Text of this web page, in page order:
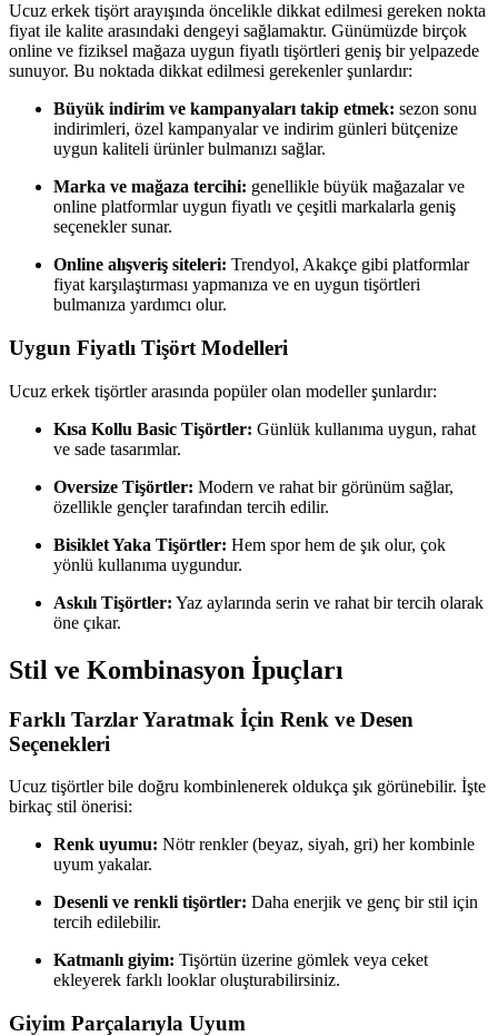
Ucuz erkek tişört arayışında öncelikle dikkat edilmesi gereken nokta
fiyat ile kalite arasındaki dengeyi sağlamaktır. Günümüzde birçok
online ve fiziksel mağaza uygun fiyatlı tişörtleri geniş bir yelpazede
sunuyor. Bu noktada dikkat edilmesi gerekenler şunlardır:
Büyük indirim ve kampanyaları takip etmek: sezon sonu
indirimleri, özel kampanyalar ve indirim günleri bütçenize
uygun kaliteli ürünler bulmanızı sağlar.
Marka ve mağaza tercihi: genellikle büyük mağazalar ve
online platformlar uygun fiyatlı ve çeşitli markalarla geniş
seçenekler sunar.
Online alışveriş siteleri: Trendyol, Akakçe gibi platformlar
fiyat karşılaştırması yapmanıza ve en uygun tişörtleri
bulmanıza yardımcı olur.
Uygun Fiyatlı Tişört Modelleri
Ucuz erkek tişörtler arasında popüler olan modeller şunlardır:
Kısa Kollu Basic Tişörtler: Günlük kullanıma uygun, rahat
ve sade tasarımlar.
Oversize Tişörtler: Modern ve rahat bir görünüm sağlar,
özellikle gençler tarafından tercih edilir.
Bisiklet Yaka Tişörtler: Hem spor hem de şık olur, çok
yönlü kullanıma uygundur.
Askılı Tişörtler: Yaz aylarında serin ve rahat bir tercih olarak
öne çıkar.
Stil ve Kombinasyon İpuçları
Farklı Tarzlar Yaratmak İçin Renk ve Desen
Seçenekleri
Ucuz tişörtler bile doğru kombinlenerek oldukça şık görünebilir. İşte
birkaç stil önerisi:
Renk uyumu: Nötr renkler (beyaz, siyah, gri) her kombinle
uyum yakalar.
Desenli ve renkli tişörtler: Daha enerjik ve genç bir stil için
tercih edilebilir.
Katmanlı giyim: Tişörtün üzerine gömlek veya ceket
ekleyerek farklı looklar oluşturabilirsiniz.
Giyim Parçalarıyla Uyum